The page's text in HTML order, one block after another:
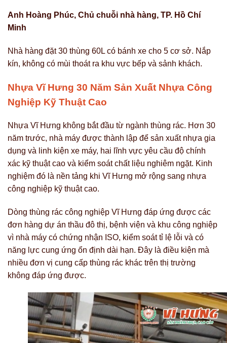
Anh Hoàng Phúc, Chủ chuỗi nhà hàng, TP. Hồ Chí
Minh
Nhà hàng đặt 30 thùng 60L có bánh xe cho 5 cơ sở. Nắp
kín, không có mùi thoát ra khu vực bếp và sảnh khách.
Nhựa Vĩ Hưng 30 Năm Sản Xuất Nhựa Công
Nghiệp Kỹ Thuật Cao
Nhựa Vĩ Hưng không bắt đầu từ ngành thùng rác. Hơn 30
năm trước, nhà máy được thành lập để sản xuất nhựa gia
dụng và linh kiện xe máy, hai lĩnh vực yêu cầu độ chính
xác kỹ thuật cao và kiểm soát chất liệu nghiêm ngặt. Kinh
nghiệm đó là nền tảng khi Vĩ Hưng mở rộng sang nhựa
công nghiệp kỹ thuật cao.
Dòng thùng rác công nghiệp Vĩ Hưng đáp ứng được các
đơn hàng dự án thầu đô thị, bệnh viện và khu công nghiệp
vì nhà máy có chứng nhận ISO, kiểm soát tỉ lệ lỗi và có
năng lực cung ứng ổn định dài hạn. Đây là điều kiện mà
nhiều đơn vị cung cấp thùng rác khác trên thị trường
không đáp ứng được.